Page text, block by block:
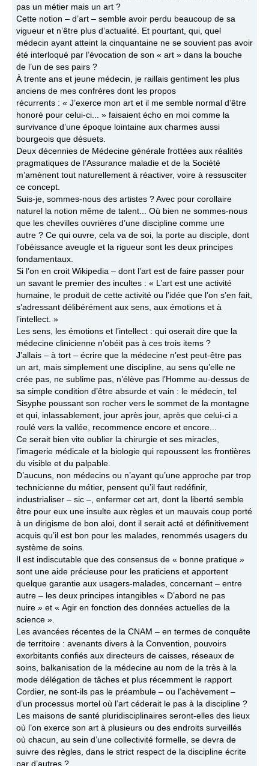
pas un métier mais un art ?
Cette notion – d’art – semble avoir perdu beaucoup de sa
vigueur et n’être plus d’actualité. Et pourtant, qui, quel
médecin ayant atteint la cinquantaine ne se souvient pas avoir
été interloqué par l’évocation de son « art » dans la bouche
de l’un de ses pairs ?
À trente ans et jeune médecin, je raillais gentiment les plus
anciens de mes confrères dont les propos
récurrents : « J’exerce mon art et il me semble normal d’être
honoré pour celui-ci... » faisaient écho en moi comme la
survivance d’une époque lointaine aux charmes aussi
bourgeois que désuets.
Deux décennies de Médecine générale frottées aux réalités
pragmatiques de l’Assurance maladie et de la Société
m’amènent tout naturellement à réactiver, voire à ressusciter
ce concept.
Suis-je, sommes-nous des artistes ? Avec pour corollaire
naturel la notion même de talent... Où bien ne sommes-nous
que les chevilles ouvrières d’une discipline comme une
autre ? Ce qui ouvre, cela va de soi, la porte au disciple, dont
l’obéissance aveugle et la rigueur sont les deux principes
fondamentaux.
Si l’on en croit Wikipedia – dont l’art est de faire passer pour
un savant le premier des incultes : « L’art est une activité
humaine, le produit de cette activité ou l’idée que l’on s’en fait,
s’adressant délibérément aux sens, aux émotions et à
l’intellect. »
Les sens, les émotions et l’intellect : qui oserait dire que la
médecine clinicienne n’obéit pas à ces trois items ?
J’allais – à tort – écrire que la médecine n’est peut-être pas
un art, mais simplement une discipline, au sens qu’elle ne
crée pas, ne sublime pas, n’élève pas l’Homme au-dessus de
sa simple condition d’être absurde et vain : le médecin, tel
Sisyphe poussant son rocher vers le sommet de la montagne
et qui, inlassablement, jour après jour, après que celui-ci a
roulé vers la vallée, recommence encore et encore...
Ce serait bien vite oublier la chirurgie et ses miracles,
l’imagerie médicale et la biologie qui repoussent les frontières
du visible et du palpable.
D’aucuns, non médecins ou n’ayant qu’une approche par trop
technicienne du métier, pensent qu’il faut redéfinir,
industrialiser – sic –, enfermer cet art, dont la liberté semble
être pour eux une insulte aux règles et un mauvais coup porté
à un dirigisme de bon aloi, dont il serait acté et définitivement
acquis qu’il est bon pour les malades, renommés usagers du
système de soins.
Il est indiscutable que des consensus de « bonne pratique »
sont une aide précieuse pour les praticiens et apportent
quelque garantie aux usagers-malades, concernant – entre
autre – les deux principes intangibles « D’abord ne pas
nuire » et « Agir en fonction des données actuelles de la
science ».
Les avancées récentes de la CNAM – en termes de conquête
de territoire : avenants divers à la Convention, pouvoirs
exorbitants confiés aux directeurs de caisses, réseaux de
soins, balkanisation de la médecine au nom de la très à la
mode délégation de tâches et plus récemment le rapport
Cordier, ne sont-ils pas le préambule – ou l’achèvement –
d’un processus mortel où l’art céderait le pas à la discipline ?
Les maisons de santé pluridisciplinaires seront-elles des lieux
où l’on exerce son art à plusieurs ou des endroits surveillés
où chacun, au sein d’une collectivité formelle, se devra de
suivre des règles, dans le strict respect de la discipline écrite
par d’autres ?